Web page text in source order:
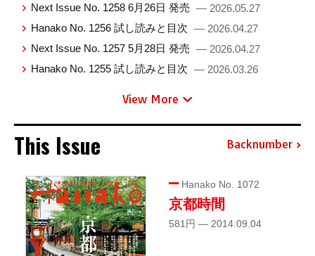
Next Issue No. 1258 6月26日 発売 — 2026.05.27
Hanako No. 1256 試し読みと目次 — 2026.04.27
Next Issue No. 1257 5月28日 発売 — 2026.04.27
Hanako No. 1255 試し読みと目次 — 2026.03.26
View More
This Issue Backnumber
Hanako No. 1072
京都時間
581円 — 2014.09.04